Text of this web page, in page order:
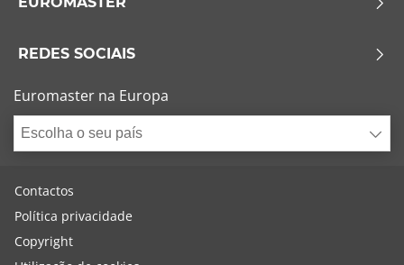
REDES SOCIAIS
Euromaster na Europa
Escolha o seu país
Contactos
Política privacidade
Copyright